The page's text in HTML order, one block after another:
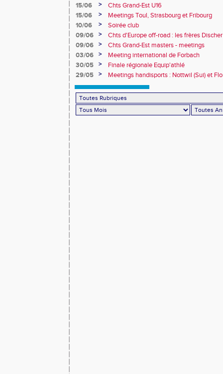
15/06
>
Chts Grand-Est U16
15/06
>
Meetings Toul, Strasbourg et Fribourg
10/06
>
Soirée club
09/06
>
Chts d'Europe off-road : les frères
09/06
>
Chts Grand-Est masters - meetings
03/06
>
Meeting international de Forbach
30/05
>
Finale régionale Equip'athlé
29/05
> Meetings handisports : Nottwil (Sui) et